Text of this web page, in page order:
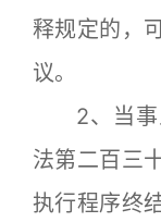
释规定的，
议。
2、当事
法第二百三
执行程序终